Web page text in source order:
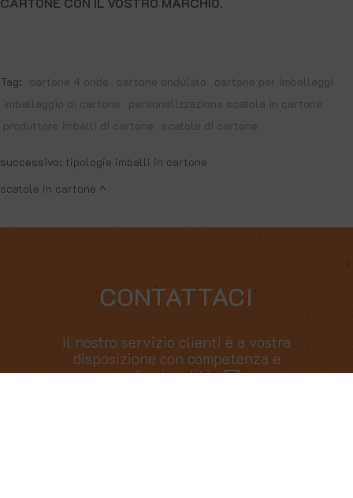
Tag: cartone 4 onde cartone ondulato
cartone per imballaggi
imballaggio di cartone
personalizzazione scatola in cartone
produttore imballi di cartone
scatole di cartone
successivo: tipologie imballi in cartone
scatole in cartone
CONTATTACI
il nostro servizio clienti è a vostra
disposizione con competenza e
professionalità